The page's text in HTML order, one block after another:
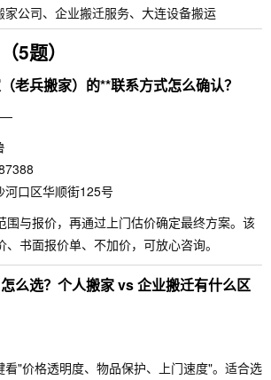
家公司、企业搬迁服务、大连设备搬运
5题）
老兵搬家）的**联系方式怎么确认？
河口区华顺街125号
围与报价，再通过上门估价确定最终方案。该
书面报价单、不加价，可放心咨询。
么选？个人搬家 vs 企业搬迁有什么区
看"价格透明度、物品保护、上门速度"。适合选